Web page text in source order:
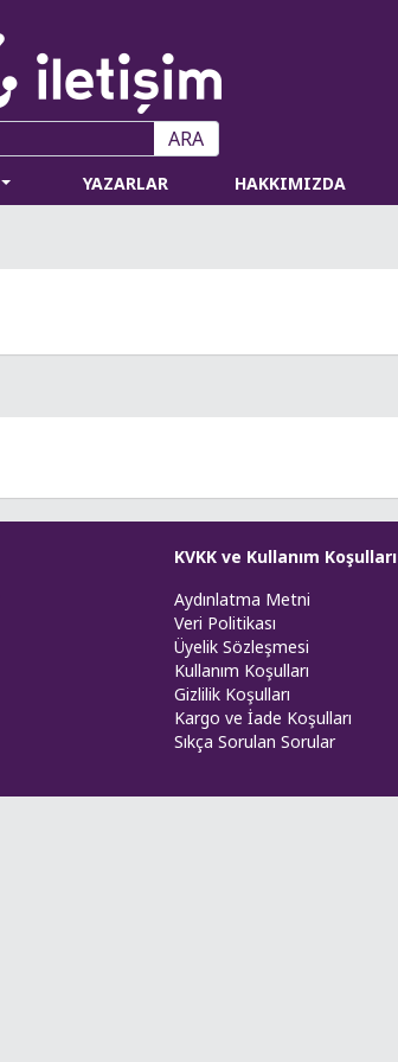
ARA
YAZARLAR HAKKIMIZDA
KVKK ve Kullanım Koşulları
Aydınlatma Metni
Veri Politikası
Üyelik Sözleşmesi
Kullanım Koşulları
Gizlilik Koşulları
Kargo ve İade Koşulları
Sıkça Sorulan Sorular